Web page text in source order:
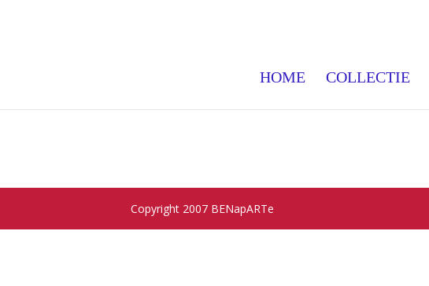
HOME COLLECTIE
Copyright 2007 BENapARTe